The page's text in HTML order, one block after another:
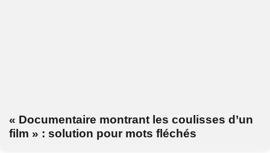
« Documentaire montrant les coulisses d’un
film » : solution pour mots fléchés